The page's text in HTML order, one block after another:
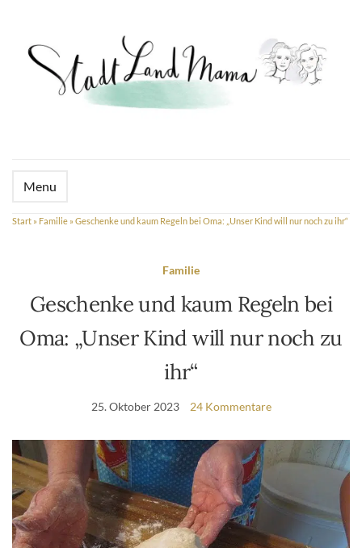
Menu
Start » Familie » Geschenke und kaum Regeln bei Oma: „Unser Kind will nur noch zu ihr“
Familie
Geschenke und kaum Regeln bei
Oma: „Unser Kind will nur noch zu
ihr“
25. Oktober 2023 24 Kommentare